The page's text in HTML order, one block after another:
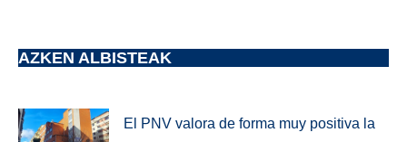
AZKEN ALBISTEAK
El PNV valora de forma muy positiva la